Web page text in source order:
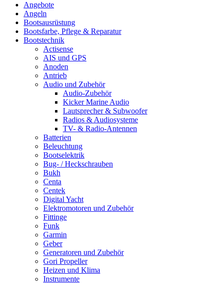
Angebote
Angeln
Bootsausrüstung
Bootsfarbe, Pflege & Reparatur
Bootstechnik
Actisense
AIS und GPS
Anoden
Antrieb
Audio und Zubehör
Audio-Zubehör
Kicker Marine Audio
Lautsprecher & Subwoofer
Radios & Audiosysteme
TV- & Radio-Antennen
Batterien
Beleuchtung
Bootselektrik
Bug- / Heckschrauben
Bukh
Centa
Centek
Digital Yacht
Elektromotoren und Zubehör
Fittinge
Funk
Garmin
Geber
Generatoren und Zubehör
Gori Propeller
Heizen und Klima
Instrumente